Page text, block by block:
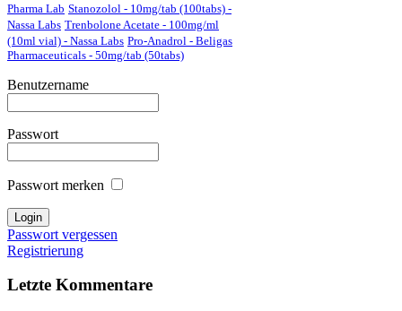
Pharma Lab Stanozolol - 10mg/tab (100tabs) -
Nassa Labs Trenbolone Acetate - 100mg/ml
(10ml vial) - Nassa Labs Pro-Anadrol - Beligas
Pharmaceuticals - 50mg/tab (50tabs)
Benutzername
Passwort
Passwort merken
Passwort vergessen
Registrierung
Letzte Kommentare